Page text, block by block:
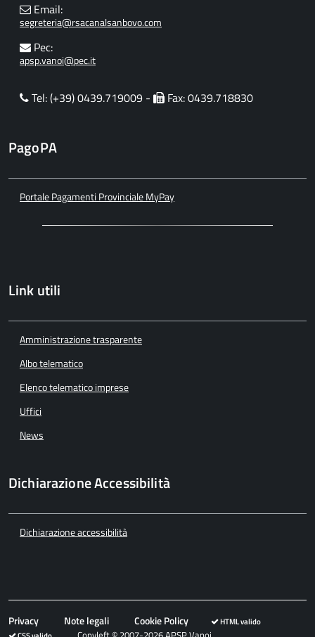
Email:
segreteria@rsacanalsanbovo.com
Pec:
apsp.vanoi@pec.it
Tel: (+39) 0439.719009 - Fax: 0439.718830
PagoPA
Portale Pagamenti Provinciale MyPay
Link utili
Amministrazione trasparente
Albo telematico
Elenco telematico imprese
Uffici
News
Dichiarazione Accessibilità
Dichiarazione accessibilità
Privacy Note legali Cookie Policy
HTML valido